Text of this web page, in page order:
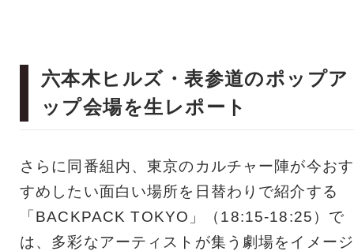
六本木ヒルズ・表参道のポップア
ップ会場を生レポート
さらに同番組内、東京のカルチャー陣が今おす
すめしたい面白い場所を日替わりで紹介する
「BACKPACK TOKYO」（18:15-18:25）で
は、多彩なアーティストが集う劇場をイメージ